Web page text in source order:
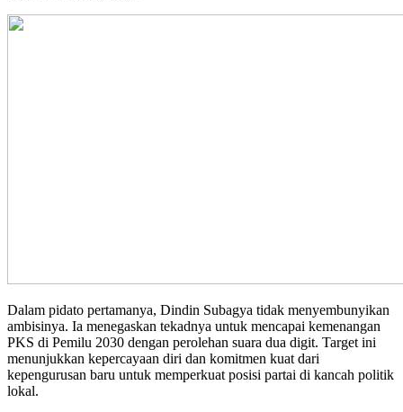
Dalam pidato pertamanya, Dindin Subagya tidak menyembunyikan
ambisinya. Ia menegaskan tekadnya untuk mencapai kemenangan
PKS di Pemilu 2030 dengan perolehan suara dua digit. Target ini
menunjukkan kepercayaan diri dan komitmen kuat dari
kepengurusan baru untuk memperkuat posisi partai di kancah politik
lokal.